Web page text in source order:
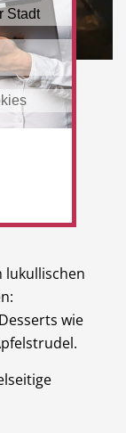
lukullischen
wie
Stadt